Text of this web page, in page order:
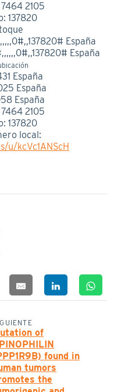
2105
137820
España
España
España
España
España
2105
137820
local:
u/kcVc1ANScH
of
found in
tumors
the